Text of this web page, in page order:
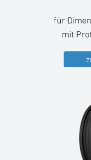
für
mit